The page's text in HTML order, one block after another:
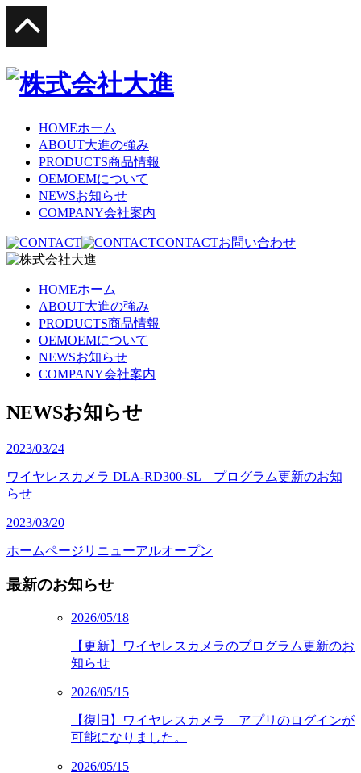
HOMEホーム
ABOUT大進の強み
PRODUCTS商品情報
OEMOEMについて
NEWSお知らせ
COMPANY会社案内
CONTACTお問い合わせ
HOMEホーム
ABOUT大進の強み
PRODUCTS商品情報
OEMOEMについて
NEWSお知らせ
COMPANY会社案内
NEWSお知らせ
2023/03/24
ワイヤレスカメラ DLA-RD300-SL プログラム更新のお知
らせ
2023/03/20
ホームページリニューアルオープン
最新のお知らせ
2026/05/18
【更新】ワイヤレスカメラのプログラム更新のお
知らせ
2026/05/15
【復旧】ワイヤレスカメラ アプリのログインが
可能になりました。
2026/05/15